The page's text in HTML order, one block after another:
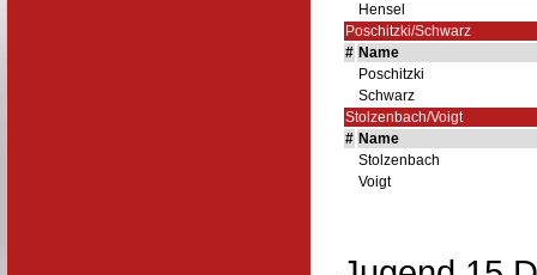
Hensel
Poschitzki/Schwarz
# Name
Poschitzki
Schwarz
Stolzenbach/Voigt
# Name
Stolzenbach
Voigt